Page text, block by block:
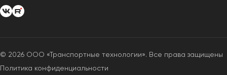
© 2026 ООО «Транспортные технологии». Все права защищены
Политика конфиденциальности